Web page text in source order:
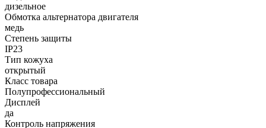
дизельное
Обмотка альтернатора двигателя
медь
Степень защиты
IP23
Тип кожуха
открытый
Класс товара
Полупрофессиональный
Дисплей
да
Контроль напряжения